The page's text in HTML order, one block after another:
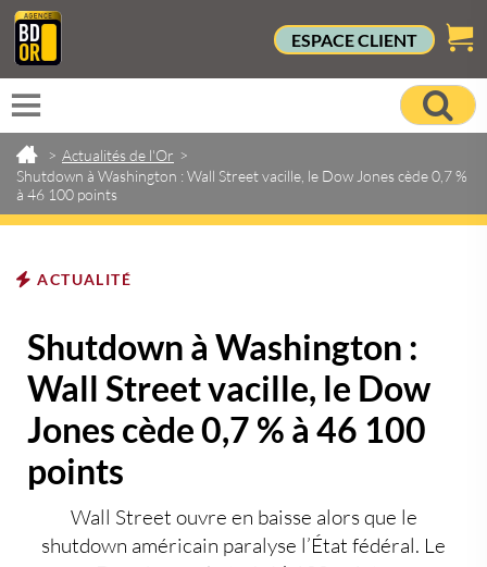
ESPACE CLIENT
> Actualités de l'Or >
Shutdown à Washington : Wall Street vacille, le Dow Jones cède 0,7 %
à 46 100 points
ACTUALITÉ
Shutdown à Washington :
Wall Street vacille, le Dow
Jones cède 0,7 % à 46 100
points
Wall Street ouvre en baisse alors que le
shutdown américain paralyse l’État fédéral. Le